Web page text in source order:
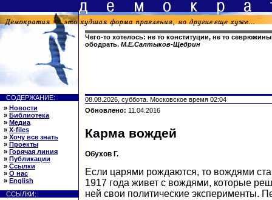
Чего-то хотелось: не то конституции, не то
ободрать. М.Е.Салтыков-Щедрин
СОДЕРЖАНИЕ:
» Новости
» Библиотека
» Медиа
» X-files
» Хочу все знать
» Проекты
» Горячая линия
» Публикации
» Ссылки
» О нас
» English
ССЫЛКИ:
08.08.2026, суббота. Московское время 02:04
Обновлено: 11.04.2016
Карма вождей
Обухов Г.
Если царями рождаются, то вождями
1917 года живет с вождями, которые
ней свои политические эксперименты.